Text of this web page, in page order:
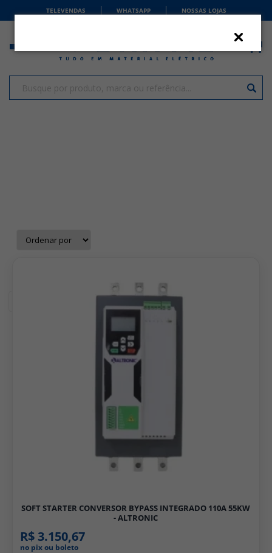
TELEVENDAS WHATSAPP NOSSAS LOJAS
SOFT STARTER CONVERSOR BYPASS INTEGRADO 110A 55KW
- ALTRONIC
R$ 3.150,67
no pix ou boleto